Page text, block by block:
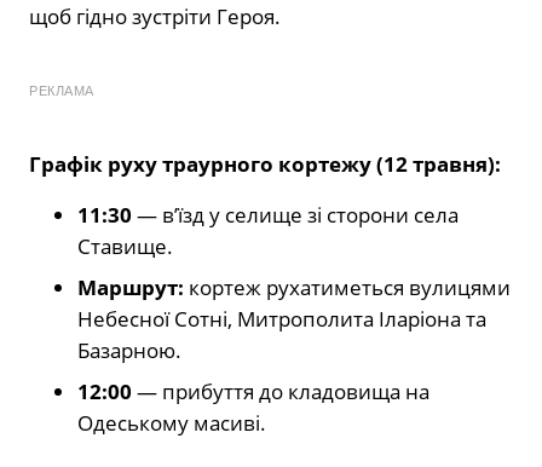
щоб гідно зустріти Героя.
РЕКЛАМА
Графік руху траурного кортежу (12 травня):
11:30 — в’їзд у селище зі сторони села
Ставище.
Маршрут: кортеж рухатиметься вулицями
Небесної Сотні, Митрополита Іларіона та
Базарною.
12:00 — прибуття до кладовища на
Одеському масиві.